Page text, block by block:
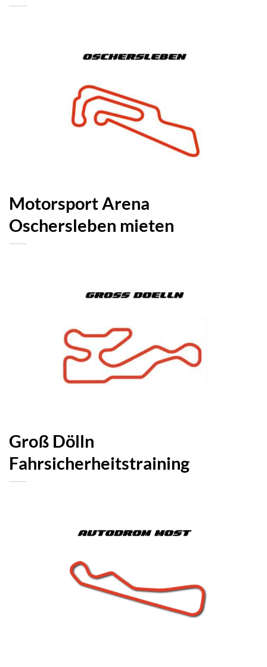
Motorsport Arena
Oschersleben mieten
Groß Dölln
Fahrsicherheitstraining